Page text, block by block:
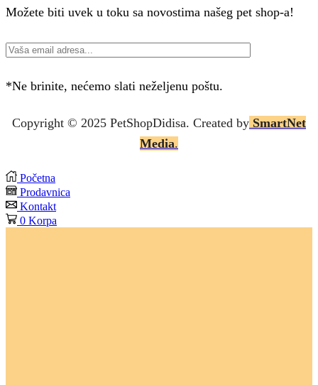
Možete biti uvek u toku sa novostima našeg pet shop-a!
*Ne brinite, nećemo slati neželjenu poštu.
Copyright © 2025 PetShopDidisa. Created by SmartNet
Media.
Početna
Prodavnica
Kontakt
0 Korpa